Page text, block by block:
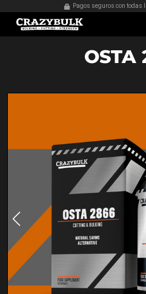
Pagos seguros con todas
OSTA